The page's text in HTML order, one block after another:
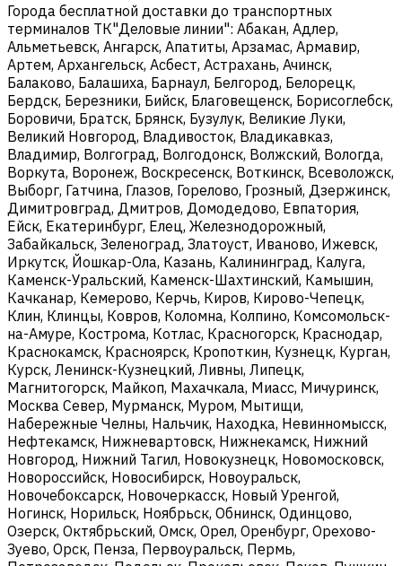
Города бесплатной доставки до транспортных
терминалов ТК"Деловые линии": Абакан, Адлер,
Альметьевск, Ангарск, Апатиты, Арзамас, Армавир,
Артем, Архангельск, Асбест, Астрахань, Ачинск,
Балаково, Балашиха, Барнаул, Белгород, Белорецк,
Бердск, Березники, Бийск, Благовещенск, Борисоглебск,
Боровичи, Братск, Брянск, Бузулук, Великие Луки,
Великий Новгород, Владивосток, Владикавказ,
Владимир, Волгоград, Волгодонск, Волжский, Вологда,
Воркута, Воронеж, Воскресенск, Воткинск, Всеволожск,
Выборг, Гатчина, Глазов, Горелово, Грозный, Дзержинск,
Димитровград, Дмитров, Домодедово, Евпатория,
Ейск, Екатеринбург, Елец, Железнодорожный,
Забайкальск, Зеленоград, Златоуст, Иваново, Ижевск,
Иркутск, Йошкар-Ола, Казань, Калининград, Калуга,
Каменск-Уральский, Каменск-Шахтинский, Камышин,
Качканар, Кемерово, Керчь, Киров, Кирово-Чепецк,
Клин, Клинцы, Ковров, Коломна, Колпино, Комсомольск-
на-Амуре, Кострома, Котлас, Красногорск, Краснодар,
Краснокамск, Красноярск, Кропоткин, Кузнецк, Курган,
Курск, Ленинск-Кузнецкий, Ливны, Липецк,
Магнитогорск, Майкоп, Махачкала, Миасс, Мичуринск,
Москва Север, Мурманск, Муром, Мытищи,
Набережные Челны, Нальчик, Находка, Невинномысск,
Нефтекамск, Нижневартовск, Нижнекамск, Нижний
Новгород, Нижний Тагил, Новокузнецк, Новомосковск,
Новороссийск, Новосибирск, Новоуральск,
Новочебоксарск, Новочеркасск, Новый Уренгой,
Ногинск, Норильск, Ноябрьск, Обнинск, Одинцово,
Озерск, Октябрьский, Омск, Орел, Оренбург, Орехово-
Зуево, Орск, Пенза, Первоуральск, Пермь,